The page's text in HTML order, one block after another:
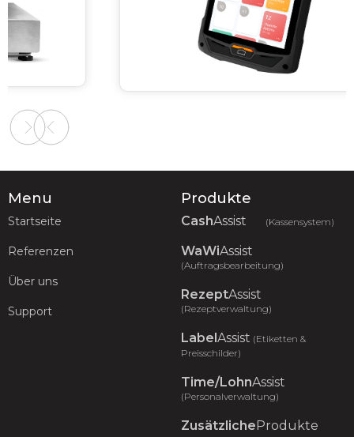
Slide 2 of 2.
Menu
Startseite
Referenzen
Über uns
Support
Produkte
CashAssist (Kassensystem)
WaWiAssist
(Auftragsbearbeitung)
RezeptAssist
(Rezeptverwaltung)
LabelAssist (Etiketten &
Preisschilder)
Time/LohnAssist
(Personalverwaltung)
ZusätzlicheProdukte